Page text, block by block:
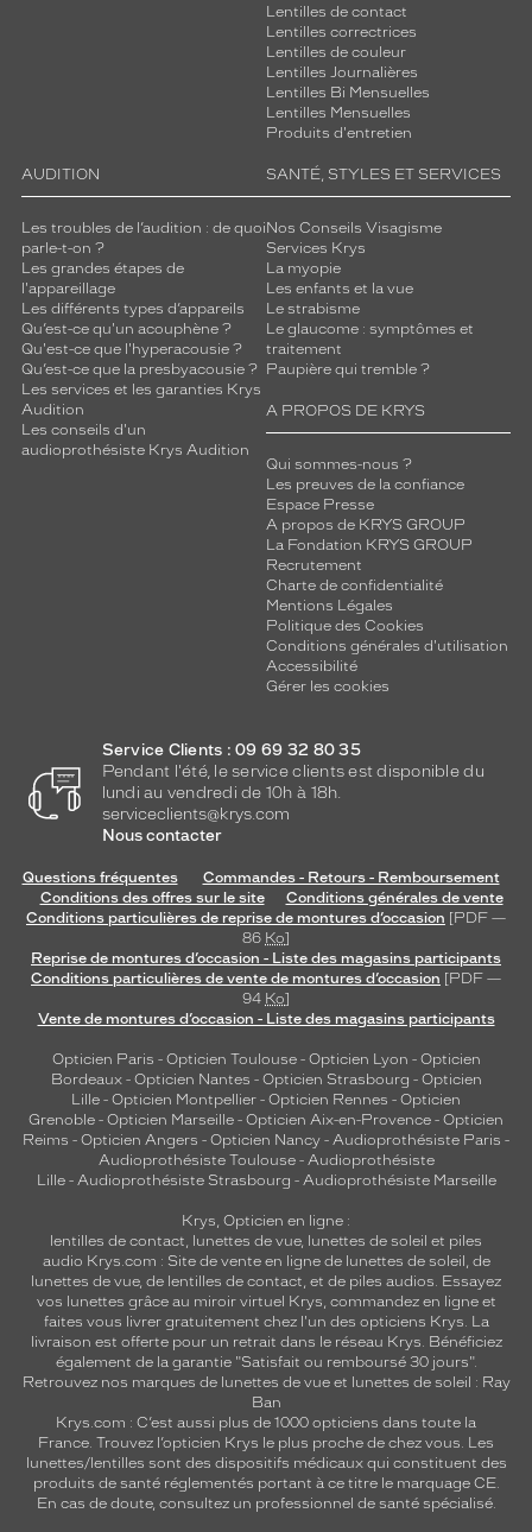
Lentilles de contact
Lentilles correctrices
Lentilles de couleur
Lentilles Journalières
Lentilles Bi Mensuelles
Lentilles Mensuelles
Produits d'entretien
AUDITION
Les troubles de l’audition : de quoi
parle-t-on ?
Les grandes étapes de
l'appareillage
Les différents types d’appareils
Qu’est-ce qu'un acouphène ?
Qu'est-ce que l'hyperacousie ?
Qu’est-ce que la presbyacousie ?
Les services et les garanties Krys
Audition
Les conseils d'un
audioprothésiste Krys Audition
SANTÉ, STYLES ET SERVICES
Nos Conseils Visagisme
Services Krys
La myopie
Les enfants et la vue
Le strabisme
Le glaucome : symptômes et
traitement
Paupière qui tremble ?
A PROPOS DE KRYS
Qui sommes-nous ?
Les preuves de la confiance
Espace Presse
A propos de KRYS GROUP
La Fondation KRYS GROUP
Recrutement
Charte de confidentialité
Mentions Légales
Politique des Cookies
Conditions générales d'utilisation
Accessibilité
Gérer les cookies
Service Clients : 09 69 32 80 35
Pendant l'été, le service clients est disponible du
lundi au vendredi de 10h à 18h.
serviceclients@krys.com
Nous contacter
Questions fréquentes
Commandes - Retours - Remboursement
Conditions des offres sur le site
Conditions générales de vente
Conditions particulières de reprise de montures d’occasion [PDF —
86 Ko]
Reprise de montures d’occasion - Liste des magasins participants
Conditions particulières de vente de montures d’occasion [PDF —
94 Ko]
Vente de montures d’occasion - Liste des magasins participants
Opticien Paris - Opticien Toulouse- Opticien Lyon - Opticien
Bordeaux- Opticien Nantes - Opticien Strasbourg - Opticien
Lille - Opticien Montpellier - Opticien Rennes - Opticien
Grenoble - Opticien Marseille - Opticien Aix-en-Provence - Opticien
Reims - Opticien Angers - Opticien Nancy - Audioprothésiste Paris -
Audioprothésiste Toulouse- Audioprothésiste
Lille- Audioprothésiste Strasbourg - Audioprothésiste Marseille
Krys, Opticien en ligne :
lentilles de contact, lunettes de vue, lunettes de soleil et piles
audio Krys.com : Site de vente en ligne de lunettes de soleil, de
lunettes de vue, de lentilles de contact, et de piles audios. Essayez
vos lunettes grâce au miroir virtuel Krys, commandez en ligne et
faites vous livrer gratuitement chez l'un des opticiens Krys. La
livraison est offerte pour un retrait dans le réseau Krys. Bénéficiez
également de la garantie "Satisfait ou remboursé 30 jours".
Retrouvez nos marques de lunettes de vue et lunettes de soleil : Ray
Ban
Krys.com : C’est aussi plus de 1000 opticiens dans toute la
France. Trouvez l’opticien Krys le plus proche de chez vous. Les
lunettes/lentilles sont des dispositifs médicaux qui constituent des
produits de santé réglementés portant à ce titre le marquage CE.
En cas de doute, consultez un professionnel de santé spécialisé.